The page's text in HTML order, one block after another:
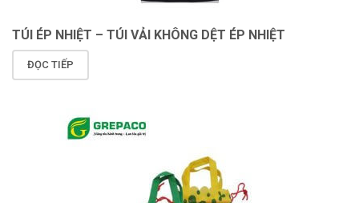
TÚI ÉP NHIỆT – TÚI VẢI KHÔNG DỆT ÉP NHIỆT
ĐỌC TIẾP